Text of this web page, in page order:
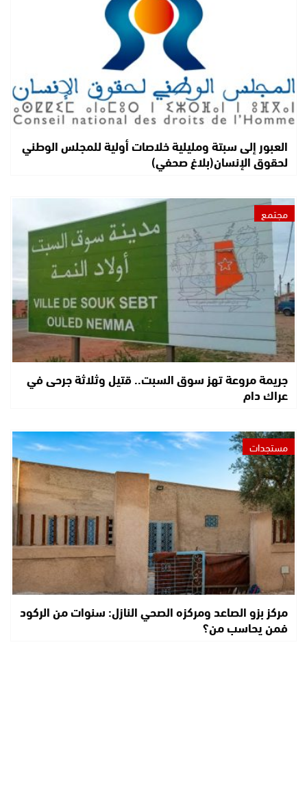
العبور إلى سبتة ومليلية خلاصات أولية للمجلس الوطني
لحقوق الإنسان(بلاغ صحفي)
مجتمع
جريمة مروعة تهز سوق السبت.. قتيل وثلاثة جرحى في
عراك دام
مستجدات
مركز بزو الصاعد ومركزه الصحي النازل: سنوات من الركود
فمن يحاسب من؟